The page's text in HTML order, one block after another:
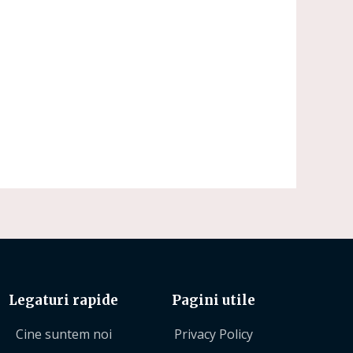
Legaturi rapide
Cine suntem noi
Pagini utile
Privacy Policy